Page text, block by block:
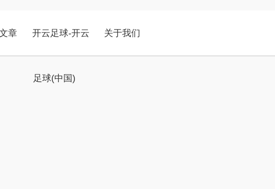
章 开云足球-开云
足球(中国)
关于我们